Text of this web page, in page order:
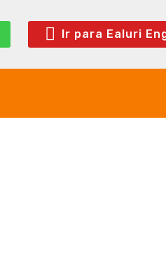
Ir para Ealuri